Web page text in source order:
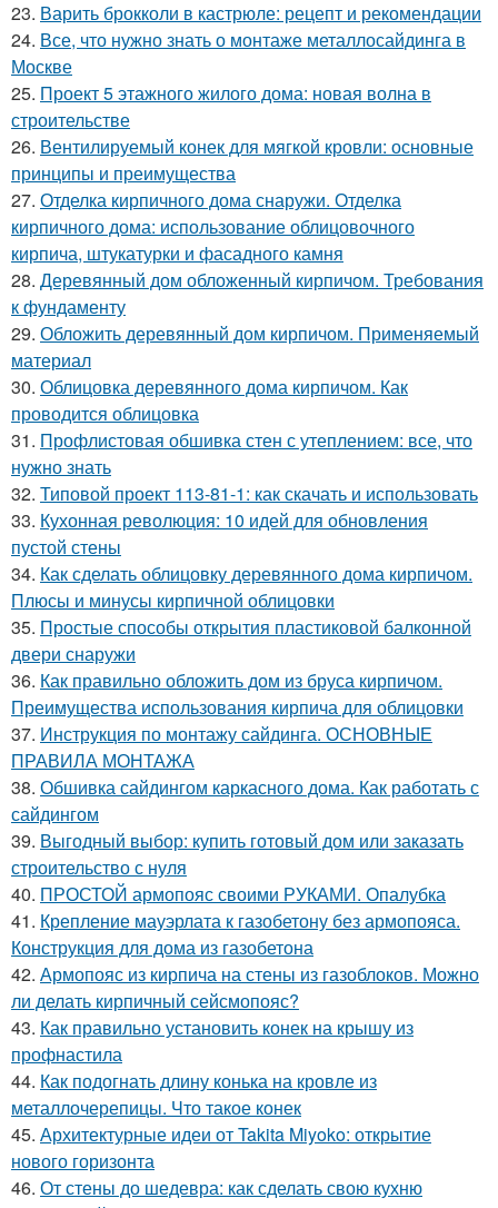
23. Варить брокколи в кастрюле: рецепт и рекомендации
24. Все, что нужно знать о монтаже металлосайдинга в
Москве
25. Проект 5 этажного жилого дома: новая волна в
строительстве
26. Вентилируемый конек для мягкой кровли: основные
принципы и преимущества
27. Отделка кирпичного дома снаружи. Отделка
кирпичного дома: использование облицовочного
кирпича, штукатурки и фасадного камня
28. Деревянный дом обложенный кирпичом. Требования
к фундаменту
29. Обложить деревянный дом кирпичом. Применяемый
материал
30. Облицовка деревянного дома кирпичом. Как
проводится облицовка
31. Профлистовая обшивка стен с утеплением: все, что
нужно знать
32. Типовой проект 113-81-1: как скачать и использовать
33. Кухонная революция: 10 идей для обновления
пустой стены
34. Как сделать облицовку деревянного дома кирпичом.
Плюсы и минусы кирпичной облицовки
35. Простые способы открытия пластиковой балконной
двери снаружи
36. Как правильно обложить дом из бруса кирпичом.
Преимущества использования кирпича для облицовки
37. Инструкция по монтажу сайдинга. ОСНОВНЫЕ
ПРАВИЛА МОНТАЖА
38. Обшивка сайдингом каркасного дома. Как работать с
сайдингом
39. Выгодный выбор: купить готовый дом или заказать
строительство с нуля
40. ПРОСТОЙ армопояс своими РУКАМИ. Опалубка
41. Крепление мауэрлата к газобетону без армопояса.
Конструкция для дома из газобетона
42. Армопояс из кирпича на стены из газоблоков. Можно
ли делать кирпичный сейсмопояс?
43. Как правильно установить конек на крышу из
профнастила
44. Как подогнать длину конька на кровле из
металлочерепицы. Что такое конек
45. Архитектурные идеи от Takita Miyoko: открытие
нового горизонта
46. От стены до шедевра: как сделать свою кухню